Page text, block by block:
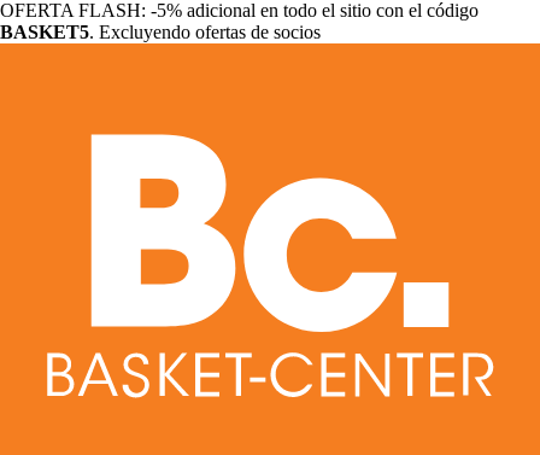
OFERTA FLASH: -5% adicional en todo el sitio con el código
BASKET5. Excluyendo ofertas de socios